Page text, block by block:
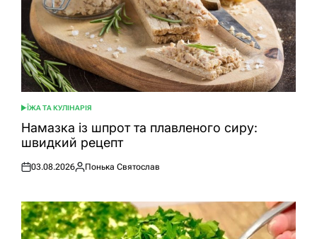
ОПУБЛІКУВАТИ
У
ЇЖА ТА КУЛІНАРІЯ
Намазка із шпрот та плавленого сиру:
швидкий рецепт
Оприлюднено
03.08.2026
Опубліковано
Понька Святослав